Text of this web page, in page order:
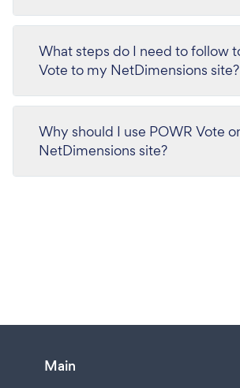
What steps do I need to follow
Vote to my NetDimensions site?
Why should I use POWR Vote
NetDimensions site?
Main